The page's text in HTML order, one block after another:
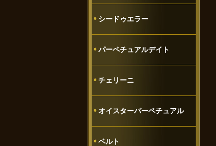
シードゥエラー
パーペチュアルデイト
チェリーニ
オイスターパーペチュアル
ベルト